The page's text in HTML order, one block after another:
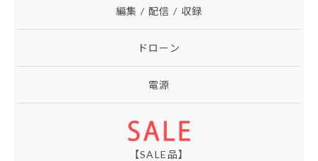
編集 / 配信 / 収録
ドローン
電源
【SALE品】